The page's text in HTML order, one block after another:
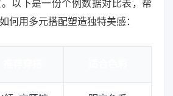
以下是一份个例数据对比表，帮
何用多元搭配塑造独特美感：